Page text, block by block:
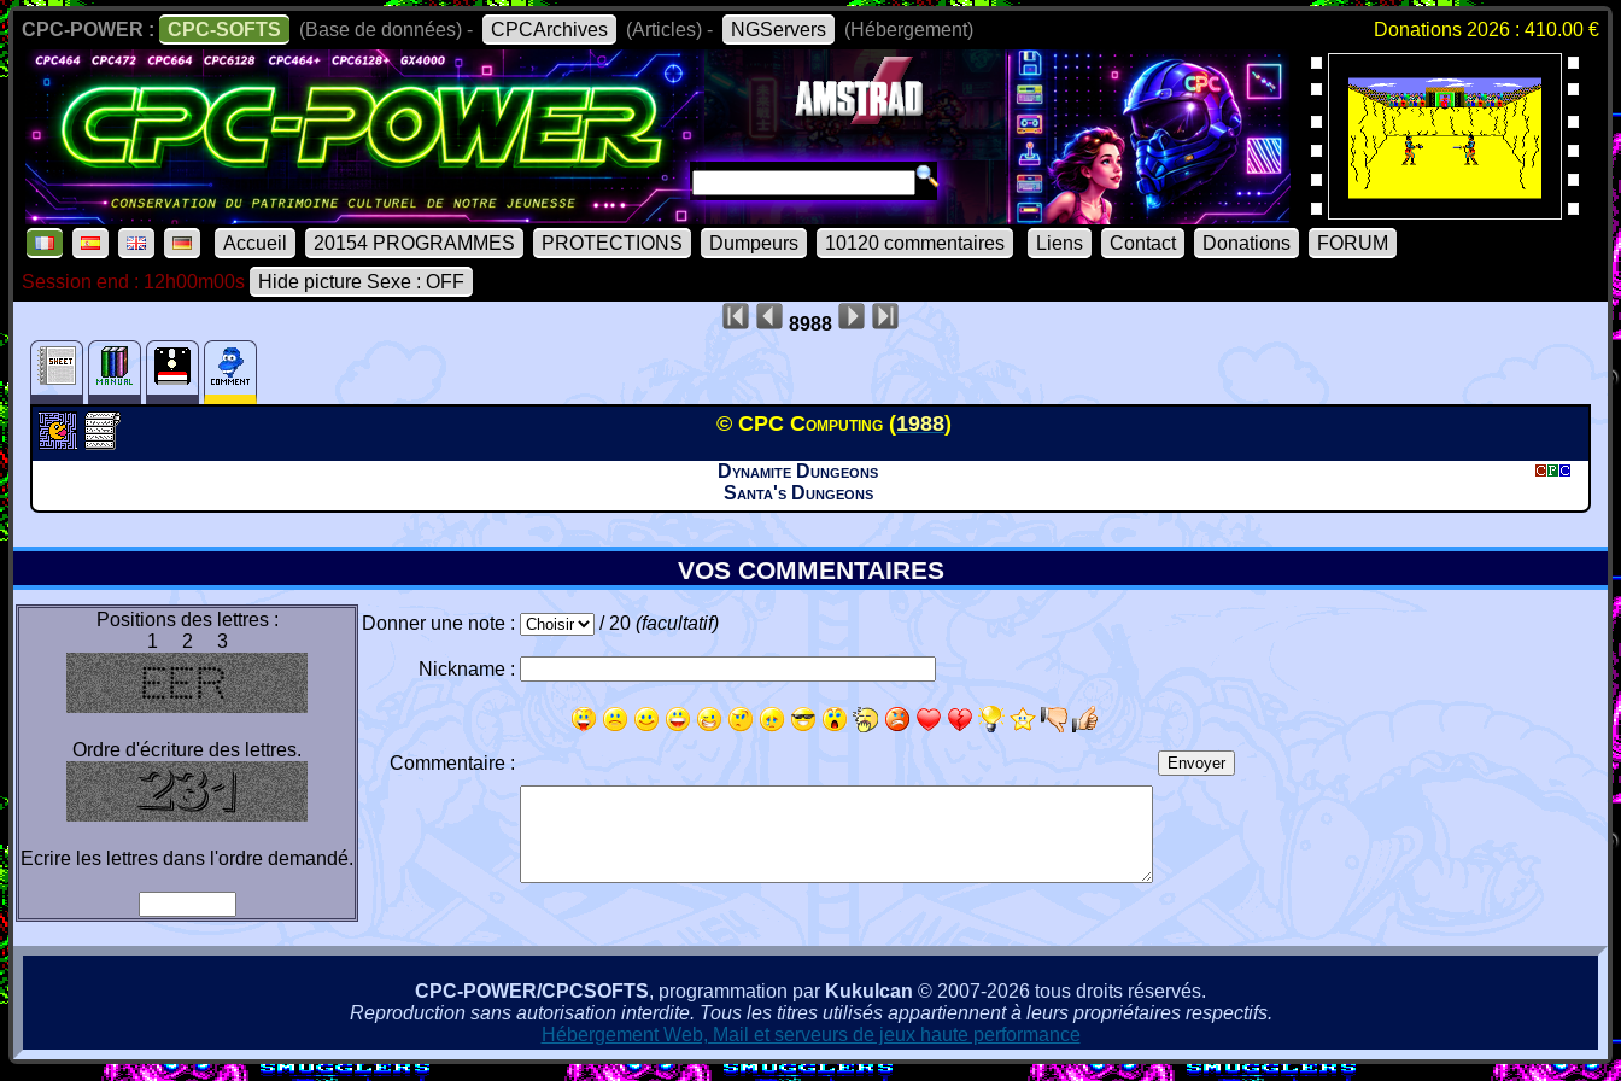
CPC-POWER : CPC-SOFTS (Base de données) - CPCArchives (Articles) - NGServers (Hébergement) Donations 2026 : 410.00 €
Accueil 20154 PROGRAMMES PROTECTIONS Dumpeurs 10120 commentaires Liens Contact Donations
FORUM
Session end : 12h00m00s
Hide picture Sexe : OFF
8988
© CPC Computing (1988)
Dynamite Dungeons
Santa's Dungeons
VOS COMMENTAIRES
Positions des lettres :
1 2 3
Ordre d'écriture des lettres.
Ecrire les lettres dans l'ordre demandé.
Donner une note : / 20 (facultatif)
Nickname :
Commentaire :
CPC-POWER/CPCSOFTS, programmation par Kukulcan © 2007-2026 tous droits réservés.
Reproduction sans autorisation interdite. Tous les titres utilisés appartiennent à leurs propriétaires respectifs.
Hébergement Web, Mail et serveurs de jeux haute performance